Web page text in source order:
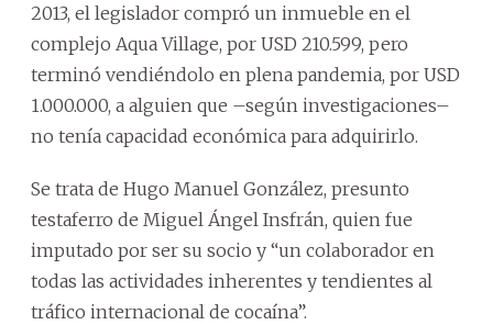
2013, el legislador compró un inmueble en el
complejo Aqua Village, por USD 210.599, pero
terminó vendiéndolo en plena pandemia, por USD
1.000.000, a alguien que –según investigaciones–
no tenía capacidad económica para adquirirlo.
Se trata de Hugo Manuel González, presunto
testaferro de Miguel Ángel Insfrán, quien fue
imputado por ser su socio y “un colaborador en
todas las actividades inherentes y tendientes al
tráfico internacional de cocaína”.